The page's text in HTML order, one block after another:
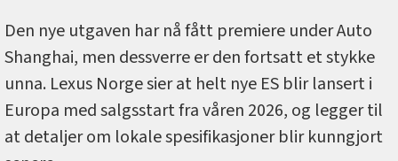
Den nye utgaven har nå fått premiere under Auto
Shanghai, men dessverre er den fortsatt et stykke
unna. Lexus Norge sier at helt nye ES blir lansert i
Europa med salgsstart fra våren 2026, og legger til
at detaljer om lokale spesifikasjoner blir kunngjort